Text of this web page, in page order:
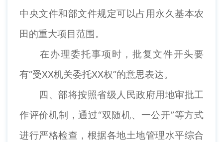
中央文件和部文件规定可以占用永久基本农
田的重大项目范围。
在办理委托事项时，批复文件开头要
有“受XX机关委托XX权”的意思表达。
四、部将按照省级人民政府用地审批工
作评价机制，通过“双随机、一公开”等方式
进行严格检查，根据各地土地管理水平综合